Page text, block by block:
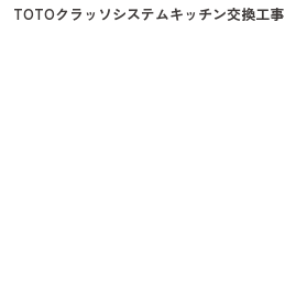
TOTOクラッソシステムキッチン交換工事